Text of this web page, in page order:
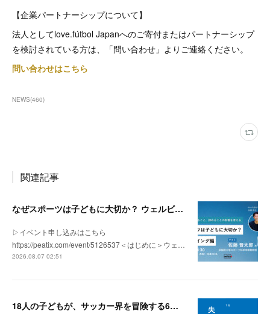
【企業パートナーシップについて】
法人としてlove.fútbol Japanへのご寄付またはパートナーシップ
を検討されている方は、「問い合わせ」よりご連絡ください。
問い合わせはこちら
NEWS(460)
関連記事
なぜスポーツは子どもに大切か？ ウェルビーイング編 | 「社会とサッカー」 vol.2
▷イベント申し込みはこちら
https://peatix.com/event/5126537＜はじめに＞ウェ…
2026.08.07 02:51
18人の子どもが、サッカー界を冒険する6ヶ月間。